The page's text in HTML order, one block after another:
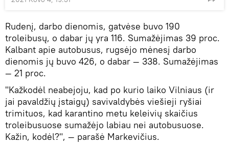
Rudenį, darbo dienomis, gatvėse buvo 190
troleibusų, o dabar jų yra 116. Sumažėjimas 39 proc.
Kalbant apie autobusus, rugsėjo mėnesį darbo
dienomis jų buvo 426, o dabar — 338. Sumažėjimas
— 21 proc.
"Kažkodėl neabejoju, kad po kurio laiko Vilniaus (ir
jai pavaldžių įstaigų) savivaldybės viešieji ryšiai
trimituos, kad karantino metu keleivių skaičius
troleibusuose sumažėjo labiau nei autobusuose.
Kažin, kodėl?", — parašė Markevičius.